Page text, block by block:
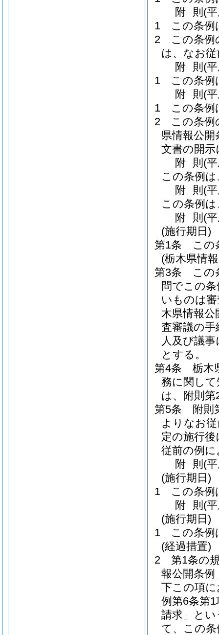
附 則 (
1
この条例
2
この条
は、なお
附 則 (
1
この条例
附 則 (
1
この条例
2
この条例
県情報公
文書の開
附 則 (
この条例
附 則 (
この条例
附 則 (
(施行期日)
第1条
この
(栃木県情
第3条
この
問でこの
いものは
木県情報
査審議の
人及び議
とする。
第4条
栃木
務に関し
は、附則
第5条
附則
よりなお
定の施行
従前の例
附 則 (
(施行期日)
1
この条例
附 則 (
(施行期日)
1
この条例
(経過措置)
2
第1条の
報公開条
下この項
例第6条第
請求」とい
て、この